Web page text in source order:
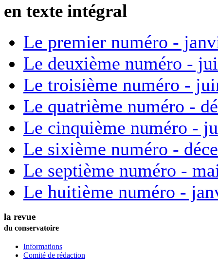
en texte intégral
Le premier numéro -
Le deuxième numéro -
Le troisième numéro -
Le quatrième numéro -
Le cinquième numéro -
Le sixième numéro -
Le septième numéro -
Le huitième numéro -
la revue
du conservatoire
Informations
Comité de rédaction